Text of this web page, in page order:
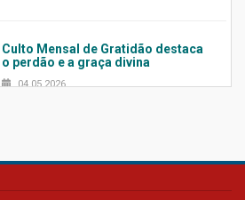
Culto Mensal de Gratidão destaca
o perdão e a graça divina
04.05.2026
Confira como foi o culto mensal